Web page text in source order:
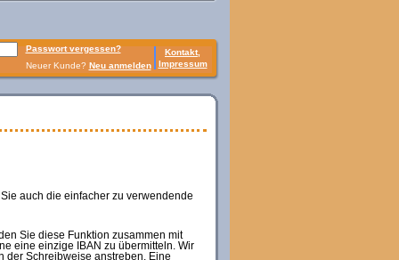
Passwort vergessen?
Kontakt,
Impressum
Neuer Kunde? Neu anmelden
auch die einfacher zu verwendende
Sie diese Funktion zusammen mit
eine einzige IBAN zu übermitteln. Wir
der Schreibweise anstreben. Eine